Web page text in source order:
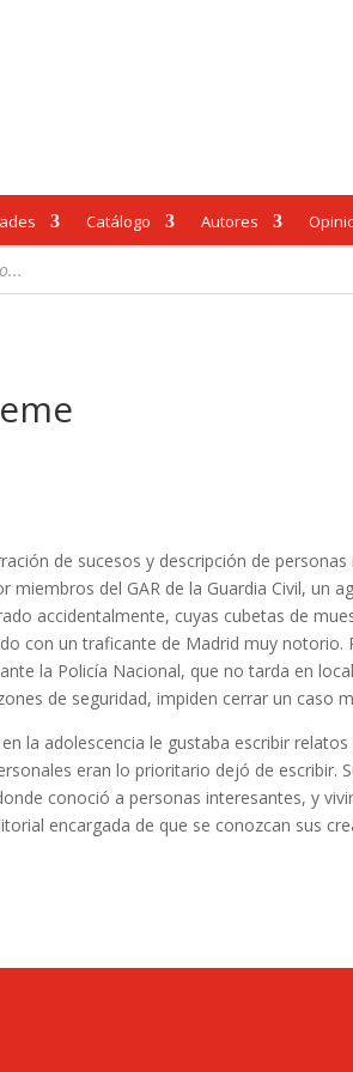
Catálogo Autores
de sucesos y descripción de
miembros del GAR de la Guardia Civil, un
accidentalmente, cuyas cubetas de
con un traficante de Madrid muy notorio.
la Policía Nacional, que no tarda en
de seguridad, impiden cerrar un caso
la adolescencia le gustaba escribir
eran lo prioritario dejó de
conoció a personas interesantes, y
encargada de que se conozcan sus